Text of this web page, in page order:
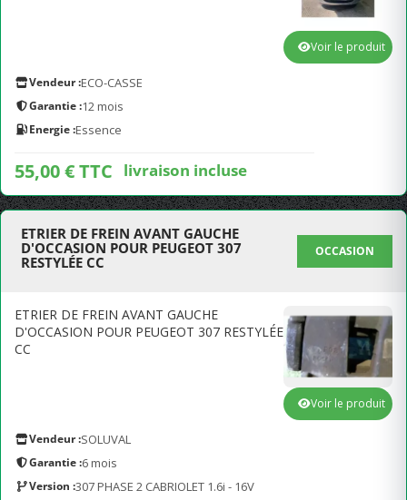
Vendeur :ECO-CASSE
Garantie :12 mois
Energie :Essence
55,00 € TTC livraison incluse
Voir le produit
ETRIER DE FREIN AVANT GAUCHE
D'OCCASION POUR PEUGEOT 307
RESTYLÉE CC
OCCASION
ETRIER DE FREIN AVANT GAUCHE
D'OCCASION POUR PEUGEOT 307 RESTYLÉE
CC
Vendeur :SOLUVAL
Garantie :6 mois
Version :307 PHASE 2 CABRIOLET 1.6i - 16V
Voir le produit